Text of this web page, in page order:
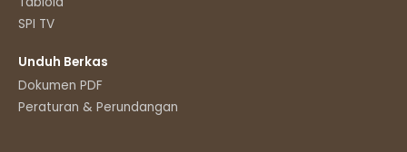
SPI TV
Unduh Berkas
Dokumen PDF
Peraturan & Perundangan